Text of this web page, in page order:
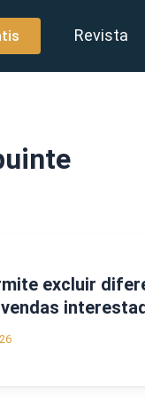
Revista
excluir